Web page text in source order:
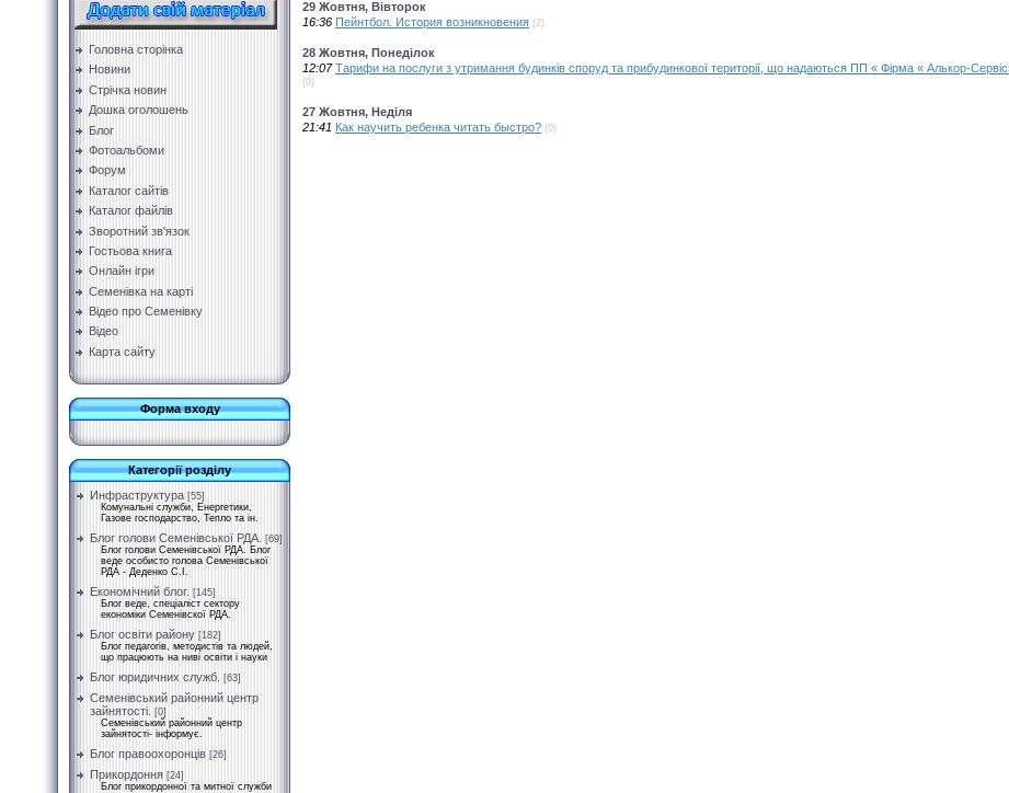
Головна сторінка
Новини
Стрічка новин
Дошка оголошень
Блог
Фотоальбоми
Форум
Каталог сайтів
Каталог файлів
Зворотний зв'язок
Гостьова книга
Онлайн ігри
Семенівка на карті
Відео про Семенівку
Відео
Карта сайту
Форма входу
Категорії розділу
Инфраструктура [55]
Комунальні служби, Енергетики,
Газове господарство, Тепло та ін.
Блог голови Семенівської РДА.
[69]
Блог голови Семенівської РДА. Блог
веде особисто голова Семенівської
РДА - Деденко С.І.
Економічний блог. [145]
Блог веде, спеціаліст сектору
економіки Семенівскої РДА.
Блог освіти району [182]
Блог педагогів, методистів та людей,
що працюють на ниві освіти і науки
Блог юридичних служб. [63]
Семенівський районний центр
зайнятості.
[0]
Семенівський районний центр
зайнятості- інформує.
Блог правоохоронців [26]
Прикордоння [24]
Блог прикордонної та митної служби
29 Жовтня, Вівторок
16:36 Пейнтбол. История возникновения (2)
28 Жовтня, Понеділок
12:07 Тарифи на послуги з утримання будинків споруд та прибудинкової території, що надаються ПП « Фірма « Алькор-
(0)
27 Жовтня, Неділя
21:41 Как научить ребенка читать быстро? (0)